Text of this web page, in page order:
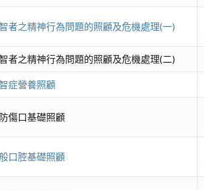
者之精神行為問題的照顧及危機處理(一)
者之精神行為問題的照顧及危機處理(二)
症營養照顧
傷口基礎照顧
口腔基礎照顧